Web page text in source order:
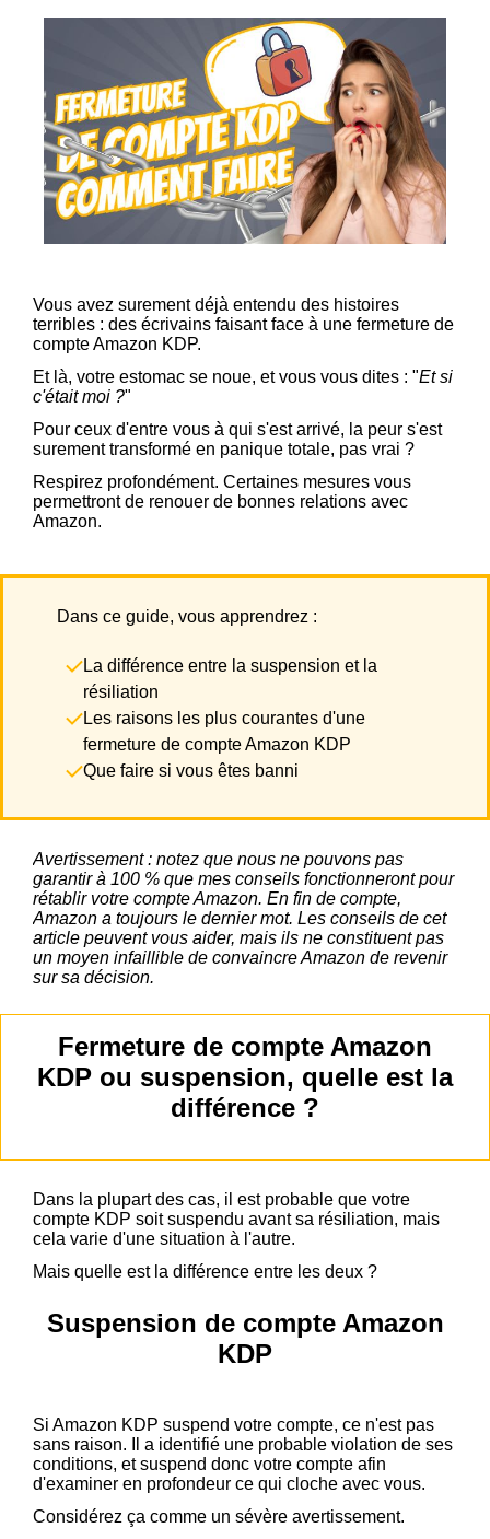
Vous avez surement déjà entendu des histoires
terribles : des écrivains faisant face à une fermeture de
compte Amazon KDP.
Et là, votre estomac se noue, et vous vous dites : "Et si
c'était moi ?"
Pour ceux d'entre vous à qui s'est arrivé, la peur s'est
surement transformé en panique totale, pas vrai ?
Respirez profondément. Certaines mesures vous
permettront de renouer de bonnes relations avec
Amazon.
Dans ce guide, vous apprendrez :
La différence entre la suspension et la
résiliation
Les raisons les plus courantes d'une
fermeture de compte Amazon KDP
Que faire si vous êtes banni
Avertissement : notez que nous ne pouvons pas
garantir à 100 % que mes conseils fonctionneront pour
rétablir votre compte Amazon. En fin de compte,
Amazon a toujours le dernier mot. Les conseils de cet
article peuvent vous aider, mais ils ne constituent pas
un moyen infaillible de convaincre Amazon de revenir
sur sa décision.
Fermeture de compte Amazon
KDP ou suspension, quelle est la
différence ?
Dans la plupart des cas, il est probable que votre
compte KDP soit suspendu avant sa résiliation, mais
cela varie d'une situation à l'autre.
Mais quelle est la différence entre les deux ?
Suspension de compte Amazon
KDP
Si Amazon KDP suspend votre compte, ce n'est pas
sans raison. Il a identifié une probable violation de ses
conditions, et suspend donc votre compte afin
d'examiner en profondeur ce qui cloche avec vous.
Considérez ça comme un sévère avertissement.